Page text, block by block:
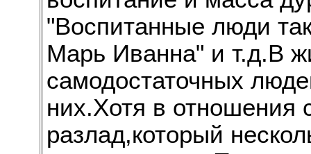
"Воспитанные люди
Марь Иванна" и т.д.В
самодостаточных
них.Хотя в отношения
разлад,который